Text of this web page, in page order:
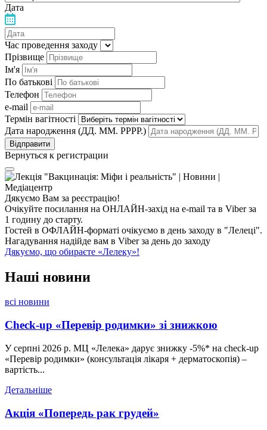
Дата
Час проведення заходу
Прізвище
Ім'я
По батькові
Телефон
e-mail
Термін вагітності
Дата народження (ДД. ММ. РРРР.)
Вернуться к регистрации
Дякуємо Вам за реєстрацію!
Очікуйте посилання на ОНЛАЙН-захід на e-mail та в Viber за
1 годину до старту.
Гостей в ОФЛАЙН-форматі очікуємо в день заходу в "Лелеці".
Нагадування надійде вам в Viber за день до заходу
Дякуємо, що обираєте «Лелеку»!
Наші новини
всі новини
Check-up «Перевір родимки» зі знижкою
У серпні 2026 р. МЦ «Лелека» дарує знижку -5%* на check-up
«Перевір родимки» (консультація лікаря + дерматоскопія) –
вартість...
Детальніше
Акція «Попередь рак грудей»